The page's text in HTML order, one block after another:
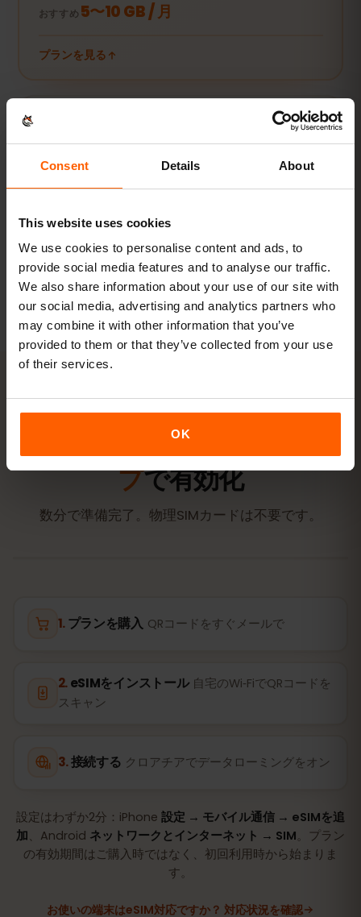
Consent Details About
This website uses cookies
We use cookies to personalise content and ads, to
provide social media features and to analyse our traffic.
We also share information about your use of our site with
our social media, advertising and analytics partners who
may combine it with other information that you’ve
provided to them or that they’ve collected from your use
of their services.
OK
おすすめ 5〜10 GB / 月
プランを見る
動画やビデオ通話、PCやタブレットの接続にも。
プランを見る
数値はすべて目安です。実際の使用量は端末やアプリの設定、使い方
によって異なります。
アクティベーション
クロアチアのeSIMを3ステッ
プで有効化
数分で準備完了。物理SIMカードは不要です。
プランを購入 QRコードをすぐメールで
eSIMをインストール 自宅のWi‑FiでQRコードを
スキャン
接続する クロアチアでデータローミングをオン
設定はわずか2分：iPhone 設定 → モバイル通信 → eSIMを追
加、Android ネットワークとインターネット → SIM 。プラン
の有効期間はご購入時ではなく、初回利用時から始まりま
す。
お使いの端末はeSIM対応ですか？ 対応状況を確認